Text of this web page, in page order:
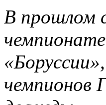
В прошлом
чемпионов